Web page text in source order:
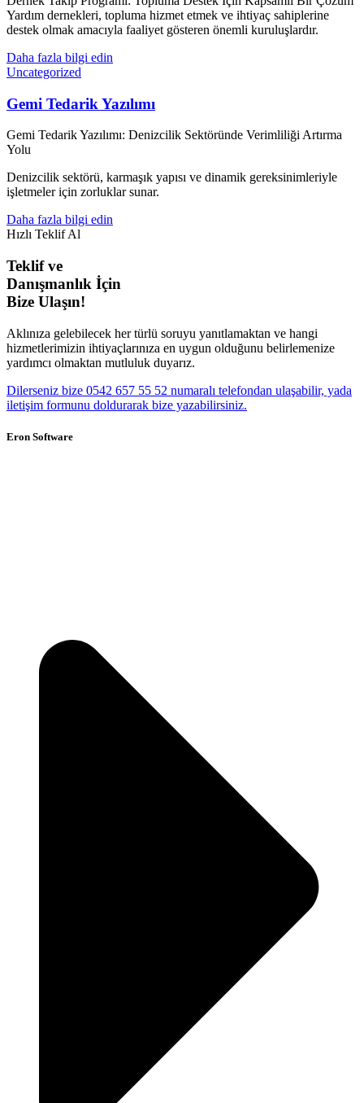
Yardım dernekleri, topluma hizmet etmek ve ihtiyaç sahiplerine
destek olmak amacıyla faaliyet gösteren önemli kuruluşlardır.
Daha fazla bilgi edin
Uncategorized
Gemi Tedarik Yazılımı
Gemi Tedarik Yazılımı: Denizcilik Sektöründe Verimliliği Artırma
Yolu
Denizcilik sektörü, karmaşık yapısı ve dinamik gereksinimleriyle
işletmeler için zorluklar sunar.
Daha fazla bilgi edin
Hızlı Teklif Al
Teklif ve
Danışmanlık İçin
Bize Ulaşın!
Aklınıza gelebilecek her türlü soruyu yanıtlamaktan ve hangi
hizmetlerimizin ihtiyaçlarınıza en uygun olduğunu belirlemenize
yardımcı olmaktan mutluluk duyarız.
Dilerseniz bize 0542 657 55 52 numaralı telefondan ulaşabilir, yada
iletişim formunu doldurarak bize yazabilirsiniz.
Eron Software